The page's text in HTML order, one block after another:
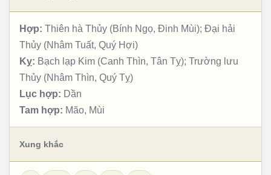
Hợp: Thiên hà Thủy (Bính Ngọ, Đinh Mùi); Đại hải
Thủy (Nhâm Tuất, Quý Hợi)
Kỵ: Bạch lạp Kim (Canh Thìn, Tân Tỵ); Trường lưu
Thủy (Nhâm Thìn, Quý Tỵ)
Lục hợp: Dần
Tam hợp: Mão, Mùi
Xung khắc